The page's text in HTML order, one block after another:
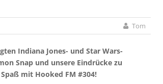
Tom
Indiana Jones- und Star Wars-
Snap und unsere Eindrücke zu
mit Hooked FM #304!